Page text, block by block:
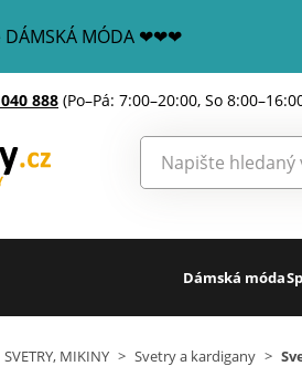
DÁMSKÁ MÓDA ❤❤❤
888 (Po–Pá: 7:00–20:00, So
Dámská móda
SVETRY, MIKINY > Svetry a kardigany >